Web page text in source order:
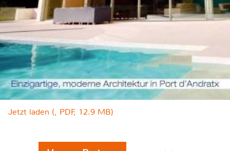
Jetzt laden (, PDF, 12.9 MB)